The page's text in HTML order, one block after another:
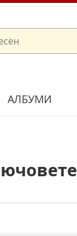
АЛБУМИ